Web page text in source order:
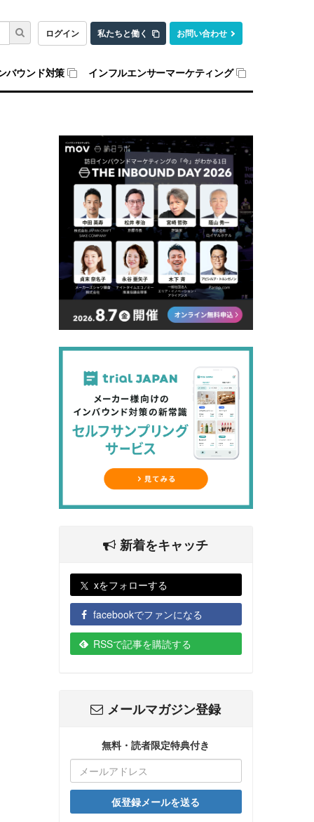
ログイン 私たちと働く お問い合わせ
バウンド対策 インフルエンサーマーケティング
新着をキャッチ
xをフォローする
facebookでファンになる
RSSで記事を購読する
メールマガジン登録
無料・読者限定特典付き
仮登録メールを送る